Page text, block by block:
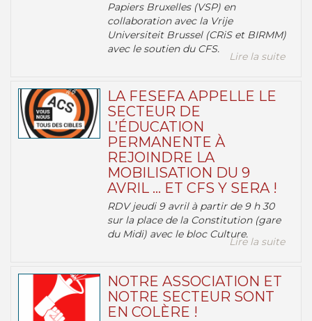
Papiers Bruxelles (VSP) en
collaboration avec la Vrije
Universiteit Brussel (CRiS et BIRMM)
avec le soutien du CFS.
Lire la suite
LA FESEFA APPELLE LE
SECTEUR DE
L’ÉDUCATION
PERMANENTE À
REJOINDRE LA
MOBILISATION DU 9
AVRIL … ET CFS Y SERA !
RDV jeudi 9 avril à partir de 9 h 30
sur la place de la Constitution (gare
du Midi) avec le bloc Culture.
Lire la suite
NOTRE ASSOCIATION ET
NOTRE SECTEUR SONT
EN COLÈRE !